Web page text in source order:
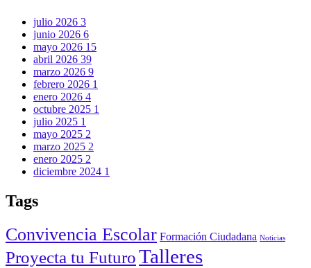
julio 2026 3
junio 2026 6
mayo 2026 15
abril 2026 39
marzo 2026 9
febrero 2026 1
enero 2026 4
octubre 2025 1
julio 2025 1
mayo 2025 2
marzo 2025 2
enero 2025 2
diciembre 2024 1
Tags
Convivencia Escolar Formación Ciudadana Noticias
Proyecta tu FuturoTalleres